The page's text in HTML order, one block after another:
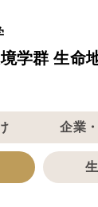
学群 生命
企業